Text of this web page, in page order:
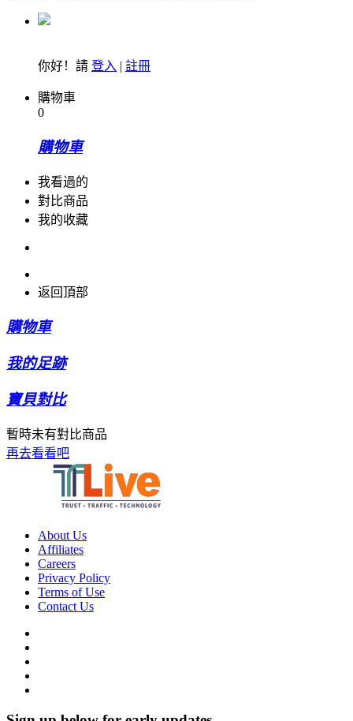
你好！請 登入 | 註冊
購物車
0
購物車
我看過的
對比商品
我的收藏
返回頂部
購物車
我的足跡
寶貝對比
暫時未有對比商品
再去看看吧
About Us
Affiliates
Careers
Privacy Policy
Terms of Use
Contact Us